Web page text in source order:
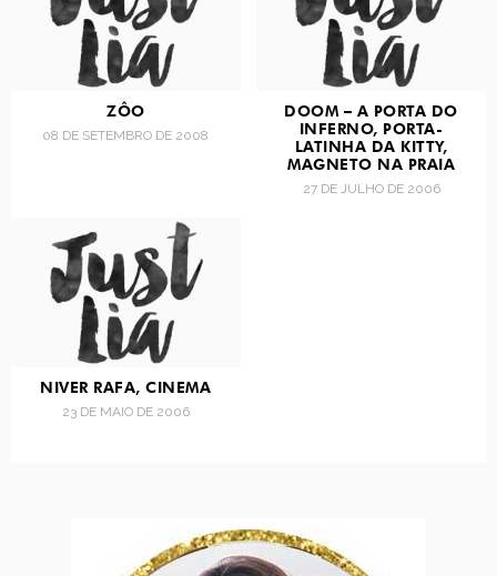
ZÔO
08 DE SETEMBRO DE 2008
DOOM – A PORTA DO
INFERNO, PORTA-
LATINHA DA KITTY,
MAGNETO NA PRAIA
27 DE JULHO DE 2006
NIVER RAFA, CINEMA
23 DE MAIO DE 2006